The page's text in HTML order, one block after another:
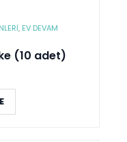
, EV DEVAM
(10 adet)